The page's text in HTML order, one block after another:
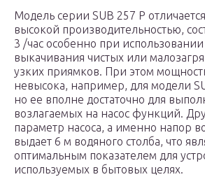
Модель серии SUB 257 P
высокой производительностью,
3 /час особенно при использовании
выкачивания чистых или
узких приямков. При этом
невысока, например, для модели
но ее вполне достаточно для
возлагаемых на насос функций.
параметр насоса, а именно напор
выдает 6 м водяного столба, что
оптимальным показателем для
используемых в бытовых целях.